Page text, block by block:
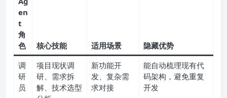
Ag
en
t
角
色
核心技能 适用场景
隐藏优势
调
研
项目现状调
研、需求拆
新功能开
发、复杂需
能自动梳理现有代
码架构，避免重复